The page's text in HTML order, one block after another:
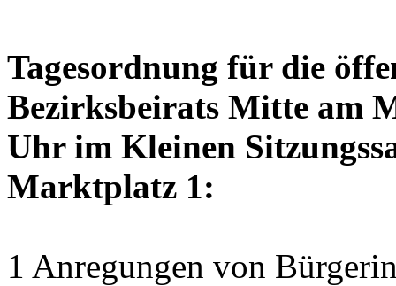
Tagesordnung für die
Bezirksbeirats Mitte am
Uhr im Kleinen
Marktplatz 1:
1 Anregungen von